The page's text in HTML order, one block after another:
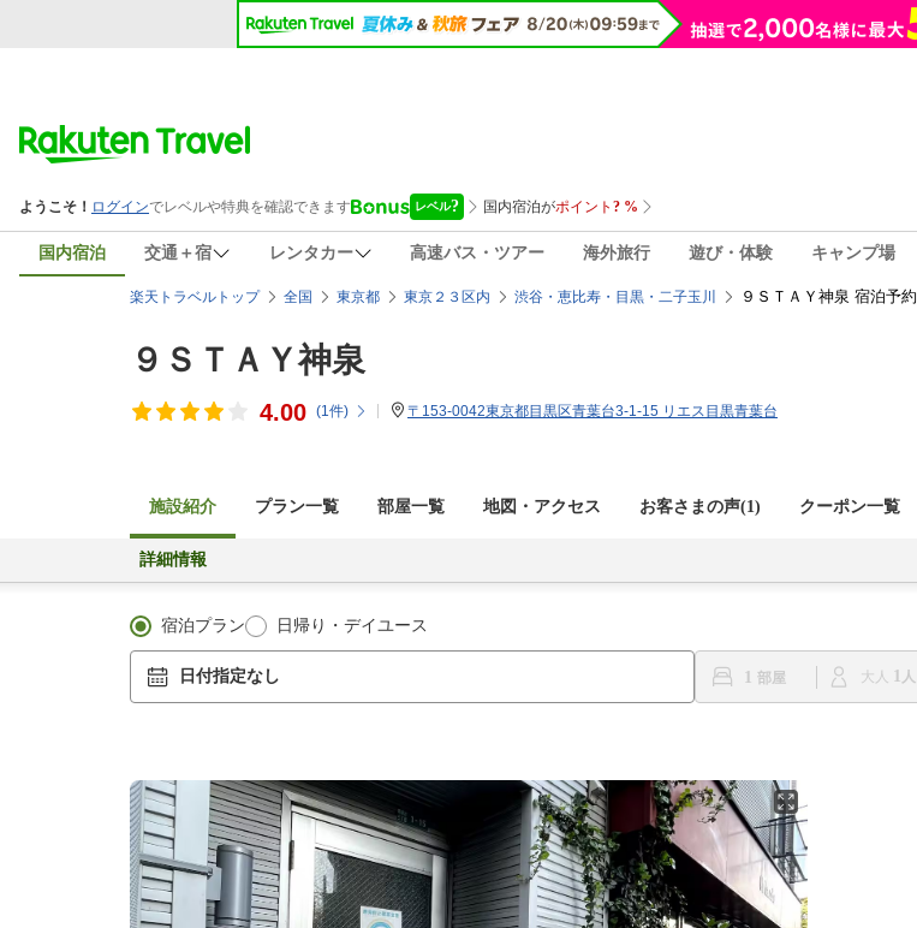
国内宿泊 交通＋宿 レンタカー 高速バス・ツアー 海外旅行 遊び・体験 キャンプ場
楽天トラベルトップ 全国 東京都 東京２３区内 渋谷・恵比寿・目黒・二子玉川 ９ＳＴＡＹ神泉 宿泊予約
９ＳＴＡＹ神泉
4.00 (1件) 〒153-0042東京都目黒区青葉台3-1-15 リエス目黒青葉台
施設紹介 プラン一覧 部屋一覧 地図・アクセス お客さまの声(1) クーポン一覧
詳細情報
宿泊プラン 日帰り・デイユース
日付指定なし 1 大人 1